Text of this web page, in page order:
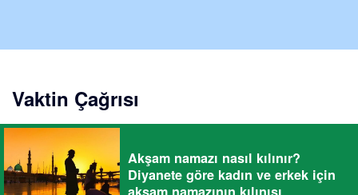
Vaktin Çağrısı
Akşam namazı nasıl kılınır?
Diyanete göre kadın ve erkek için
akşam namazının kılınışı